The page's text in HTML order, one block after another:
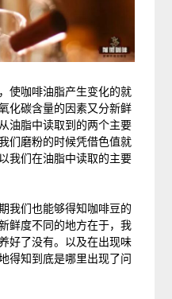
使咖啡油脂产生变化的就
化碳含量的因素又分新鲜
油脂中读取到的两个主要
们磨粉的时候凭借色值就
我们在油脂中读取的主要
我们也能够得知咖啡豆的
鲜度不同的地方在于，我
好了没有。以及在出现味
得知到底是哪里出现了问